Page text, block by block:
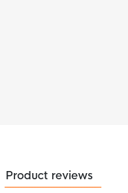
Product reviews